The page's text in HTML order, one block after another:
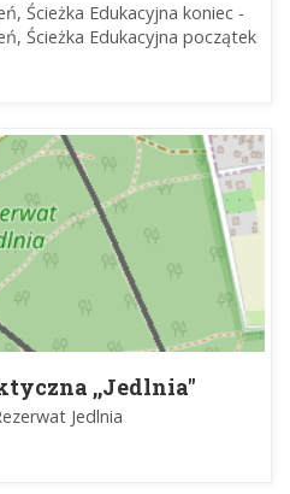
Ścieżka Edukacyjna koniec -
Ścieżka Edukacyjna początek
,,Jedlnia"
Jedlnia